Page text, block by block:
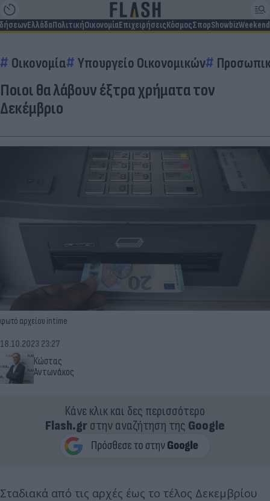
ΕλλάδαΠολιτικήΟικονομίαΕπιχειρήσειςΚόσμοςΣπορShowbizWeekend
Οικονομία Υπουργείο Οικονομικών
Ποιοι θα λάβουν έξτρα χρήματα τον
Δεκέμβριο
φωτό αρχείου intime
Κώστας
Αντωνάκος
18.10.2023 23:27
Κάνε κλικ και δες περισσότερο
Flash.grστην αναζήτηση της Google
Σταδιακά από τις αρχές έως το τέλος Δεκεμβρίου